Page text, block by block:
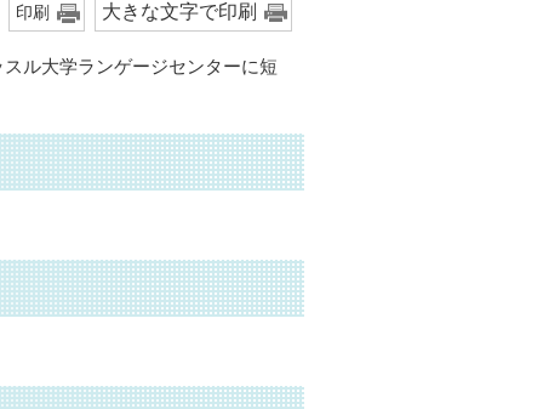
印刷 大きな文字で印刷
ル大学ランゲージセンターに短